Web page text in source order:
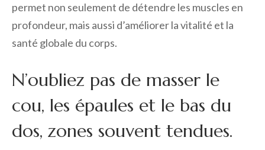
permet non seulement de détendre les muscles en
profondeur, mais aussi d’améliorer la vitalité et la
santé globale du corps.
N’oubliez pas de masser le
cou, les épaules et le bas du
dos, zones souvent tendues.